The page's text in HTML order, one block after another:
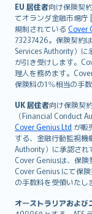
EU 居住者向け保険契
てオランダ金融市場
規制されている Cover
73237426。保険契約
Services Authority）
が引き受けします。
理人を務めます。
保険料の1％相当の手
UK 居住者向け保険契
（Financial Conduct
Cover Genius Ltd が販
する、金融行動監視
Authority）に承認され
Cover Geniusは、保険
Cover Genius にて保
の手数料を受領いたし
オーストラリアおよ
English (UK)
English (US)
Deutsch
français
Nederlands
español
简体中文
繁體中文
Português
polski
עברית
Português
svenska